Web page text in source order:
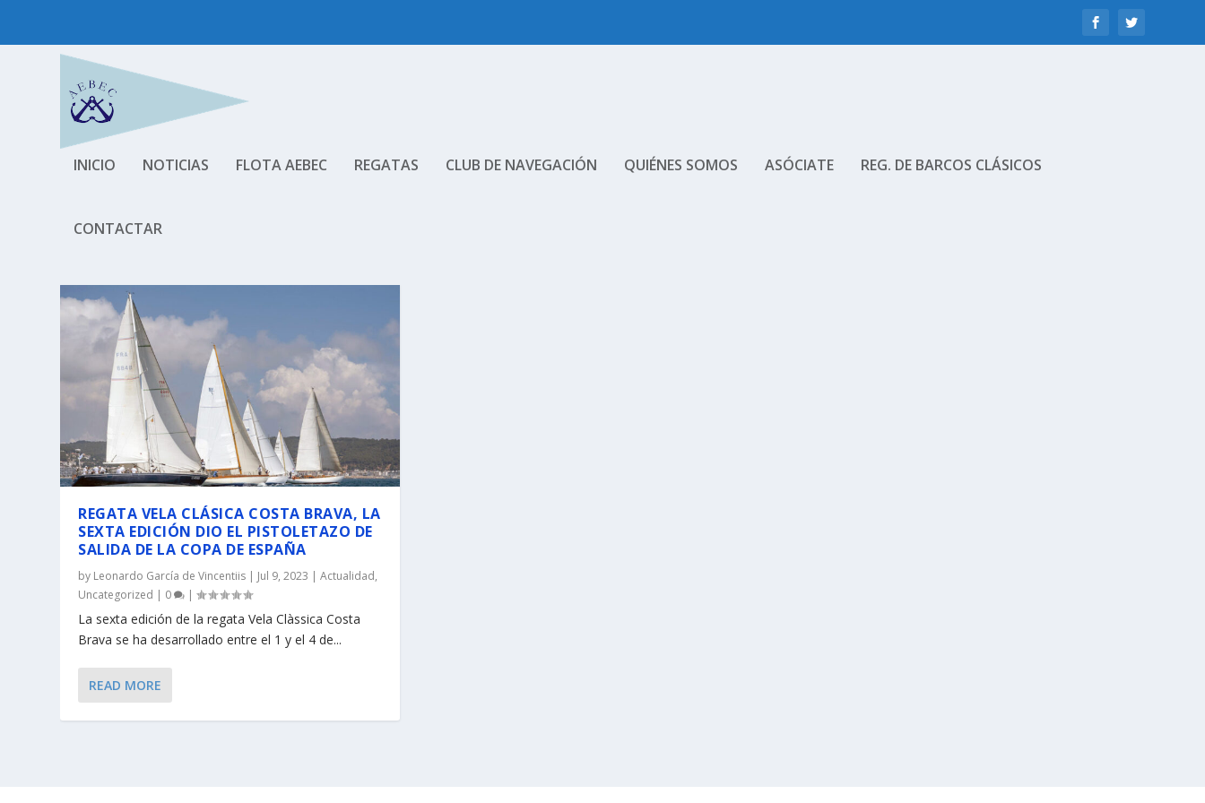
INICIO NOTICIAS FLOTA AEBEC REGATAS CLUB DE NAVEGACIÓN QUIÉNES SOMOS ASÓCIATE REG. DE BARCOS CLÁSICOS
CONTACTAR
REGATA VELA CLÁSICA COSTA BRAVA, LA
SEXTA EDICIÓN DIO EL PISTOLETAZO DE
SALIDA DE LA COPA DE ESPAÑA
by Leonardo García de Vincentiis | Jul 9, 2023 |Actualidad,
Uncategorized | 0 |
La sexta edición de la regata Vela Clàssica Costa
Brava se ha desarrollado entre el 1 y el 4 de...
READ MORE